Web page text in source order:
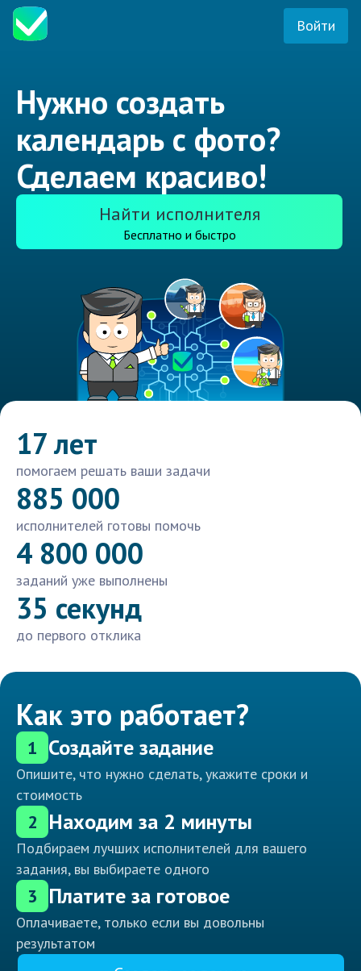
Войти
Нужно создать
календарь с фото?
Сделаем красиво!
Найти исполнителя
Бесплатно и быстро
17 лет
помогаем решать ваши задачи
885 000
исполнителей готовы помочь
4 800 000
заданий уже выполнены
35 секунд
до первого отклика
Как это работает?
1 Создайте задание
Опишите, что нужно сделать, укажите сроки и
стоимость
2 Находим за 2 минуты
Подбираем лучших исполнителей для вашего
задания, вы выбираете одного
3 Платите за готовое
Оплачиваете, только если вы довольны
результатом